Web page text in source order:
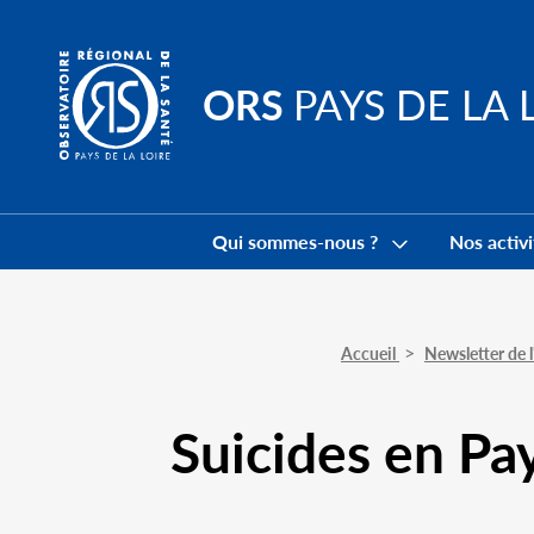
content
ORS PAYS DE LA
Navigation
Qui sommes-nous ? Nos
Accueil Newsletter de
Suicides en